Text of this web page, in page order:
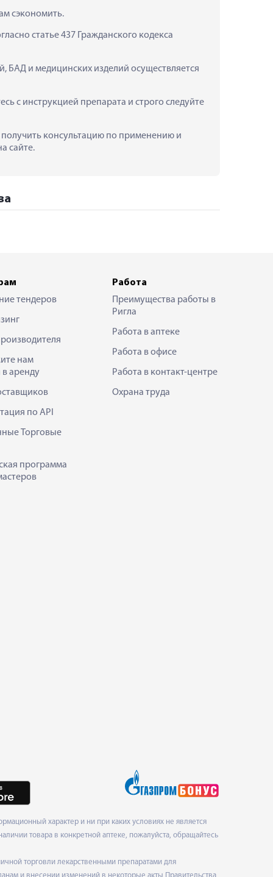
сэкономить.
статье 437 Гражданского кодекса
БАД и медицинских изделий осуществляется
с инструкцией препарата и строго следуйте
консультацию по применению и
сайте.
тендеров
нам
аренду
по API
Торговые
программа
Работа
Преимущества работы в
Ригла
Работа в аптеке
Работа в офисе
Работа в контакт-центре
Охрана труда
характер и ни при каких условиях не является
товара в конкретной аптеке, пожалуйста, обращайтесь
торговли лекарственными препаратами для